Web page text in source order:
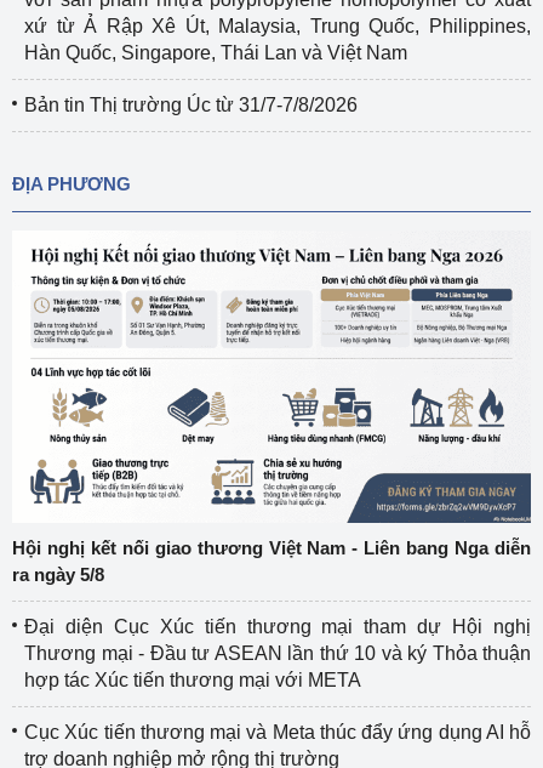
xứ từ Ả Rập Xê Út, Malaysia, Trung Quốc, Philippines,
Hàn Quốc, Singapore, Thái Lan và Việt Nam
Bản tin Thị trường Úc từ 31/7-7/8/2026
ĐỊA PHƯƠNG
Hội nghị kết nối giao thương Việt Nam - Liên bang Nga diễn
ra ngày 5/8
Đại diện Cục Xúc tiến thương mại tham dự Hội nghị
Thương mại - Đầu tư ASEAN lần thứ 10 và ký Thỏa thuận
hợp tác Xúc tiến thương mại với META
Cục Xúc tiến thương mại và Meta thúc đẩy ứng dụng AI hỗ
trợ doanh nghiệp mở rộng thị trường